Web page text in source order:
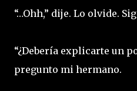
“…Ohh,” dije. Lo olvide.
“¿Debería explicarte un
pregunto mi hermano.